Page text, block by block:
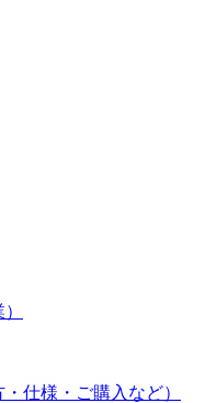
仕様・ご購入など）